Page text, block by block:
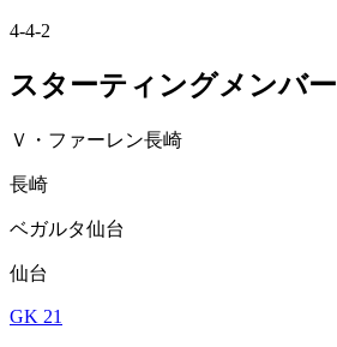
4-4-2
スターティングメンバー
Ｖ・ファーレン長崎
長崎
ベガルタ仙台
仙台
GK 21